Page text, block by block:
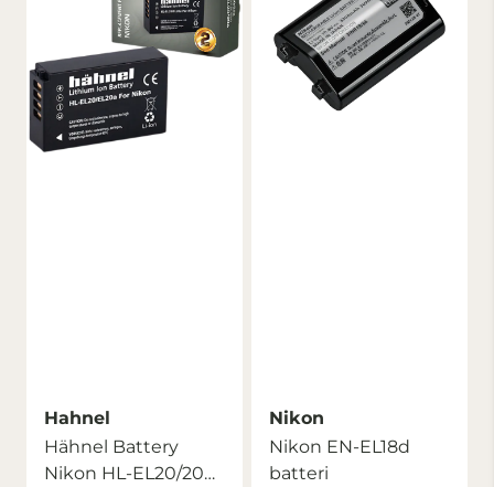
Hahnel
Hähnel Battery
Nikon HL-EL20/20A
Nikon
Nikon EN-EL18d
batteri